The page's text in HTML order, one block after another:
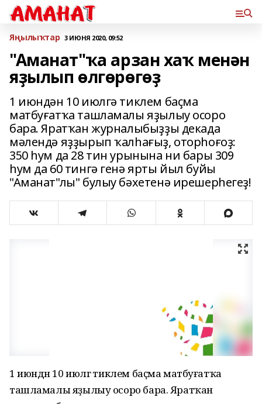
Яңылыҡтар 3 ИЮНЯ 2020, 09:52
"Аманат"ҡа арзан хаҡ менән
яҙылып өлгөрөгөҙ
1 июндән 10 июлгә тиклем баҫма
матбуғатҡа ташламалы яҙылыу осоро
бара. Яратҡан журналыбыҙҙы декада
мәлендә яҙҙырып ҡалһағыҙ, оторһоғоҙ:
350 һум да 28 тин урынына ни бары 309
һум да 60 тингә генә ярты йыл буйы
"Аманат"лы" булыу бәхетенә ирешерһегеҙ!
1 июндән 10 июлгә тиклем баҫма матбуғатҡа
ташламалы яҙылыу осоро бара. Яратҡан